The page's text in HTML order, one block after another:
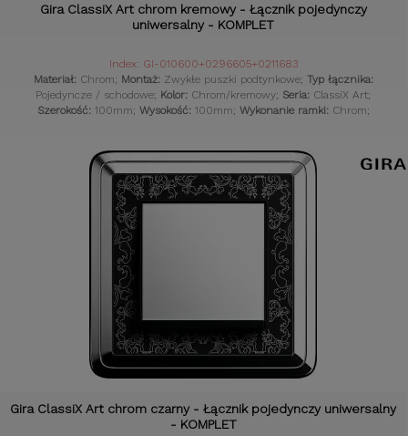
Gira ClassiX Art chrom kremowy - Łącznik pojedynczy
uniwersalny - KOMPLET
Index: GI-010600+0296605+0211683
Materiał: Chrom; Montaż: Zwykłe puszki podtynkowe; Typ łącznika:
Pojedyncze / schodowe; Kolor: Chrom/kremowy; Seria: ClassiX Art;
Szerokość: 100mm; Wysokość: 100mm; Wykonanie ramki: Chrom;
Gira ClassiX Art chrom czarny - Łącznik pojedynczy uniwersalny
- KOMPLET